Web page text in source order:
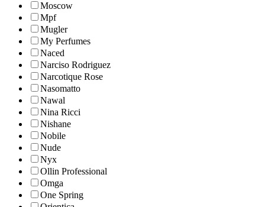
Moscow
Mpf
Mugler
My Perfumes
Naced
Narciso Rodriguez
Narcotique Rose
Nasomatto
Nawal
Nina Ricci
Nishane
Nobile
Nude
Nyx
Ollin Professional
Omga
One Spring